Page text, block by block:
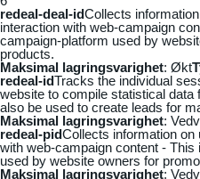
redeal-deal-idCollects
interaction with web-campaign
campaign-platform used by
products.
Maksimal lagringsvarighet: Økt
redeal-idTracks the individual
website to compile statistical
also be used to create leads for
Maksimal lagringsvarighet:
redeal-pidCollects information
with web-campaign content -
used by website owners for
Maksimal lagringsvarighet: